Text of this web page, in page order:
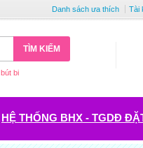
Danh sách ưa thích Tài
TÌM KIẾM
bút bi
HỆ THỐNG BHX - TGDĐ